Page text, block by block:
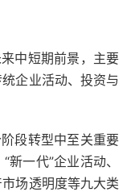
中短期前景，主要
企业活动、投资与
段转型中至关重要
一代”企业活动、
场透明度等九大类